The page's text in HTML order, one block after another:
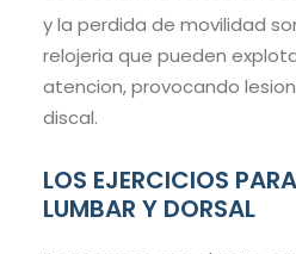
y la perdida de movilidad
relojeria que pueden
atencion, provocando
discal.
LOS EJERCICIOS
LUMBAR Y DORSAL